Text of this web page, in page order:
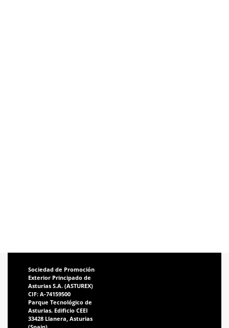
Sociedad de Promoción
Exterior Principado de
Asturias S.A. (ASTUREX)
CIF: A-74159500
Parque Tecnológico de
Asturias. Edificio CEEI
33428 Llanera, Asturias